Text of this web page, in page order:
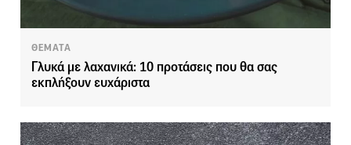
ΘΕΜΑΤΑ
Γλυκά με λαχανικά: 10 προτάσεις που θα σας
εκπλήξουν ευχάριστα